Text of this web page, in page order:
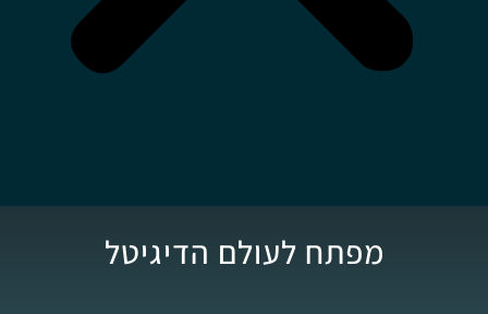
מפתח לעולם הדיגיטל